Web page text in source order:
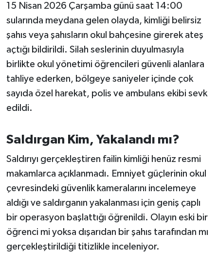
15 Nisan 2026 Çarşamba günü saat 14:00
sularında meydana gelen olayda, kimliği belirsiz
şahıs veya şahısların okul bahçesine girerek ateş
açtığı bildirildi. Silah seslerinin duyulmasıyla
birlikte okul yönetimi öğrencileri güvenli alanlara
tahliye ederken, bölgeye saniyeler içinde çok
sayıda özel harekat, polis ve ambulans ekibi sevk
edildi.
Saldırgan Kim, Yakalandı mı?
Saldırıyı gerçekleştiren failin kimliği henüz resmi
makamlarca açıklanmadı. Emniyet güçlerinin okul
çevresindeki güvenlik kameralarını incelemeye
aldığı ve saldırganın yakalanması için geniş çaplı
bir operasyon başlattığı öğrenildi. Olayın eski bir
öğrenci mi yoksa dışarıdan bir şahıs tarafından mı
gerçekleştirildiği titizlikle inceleniyor.
SAĞLIK
Savaştepe
SEYAHAT
SİYASET
Sındırgı
SÜRMANŞET
TARİHTE BUGÜN
TEKNOLOJİ